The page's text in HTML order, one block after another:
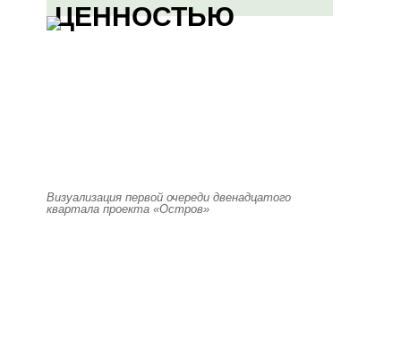
ЦЕННОСТЬЮ
Визуализация первой очереди двенадцатого
квартала проекта «Остров»